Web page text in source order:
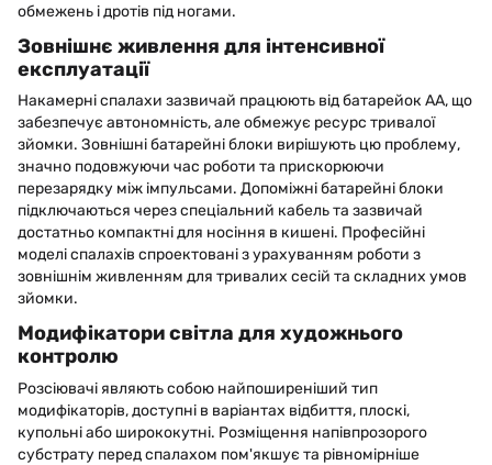
обмежень і дротів під ногами.
Зовнішнє живлення для інтенсивної
експлуатації
Накамерні спалахи зазвичай працюють від батарейок AA, що
забезпечує автономність, але обмежує ресурс тривалої
зйомки. Зовнішні батарейні блоки вирішують цю проблему,
значно подовжуючи час роботи та прискорюючи
перезарядку між імпульсами. Допоміжні батарейні блоки
підключаються через спеціальний кабель та зазвичай
достатньо компактні для носіння в кишені. Професійні
моделі спалахів спроектовані з урахуванням роботи з
зовнішнім живленням для тривалих сесій та складних умов
зйомки.
Модифікатори світла для художнього
контролю
Розсіювачі являють собою найпоширеніший тип
модифікаторів, доступні в варіантах відбиття, плоскі,
купольні або ширококутні. Розміщення напівпрозорого
субстрату перед спалахом пом'якшує та рівномірніше